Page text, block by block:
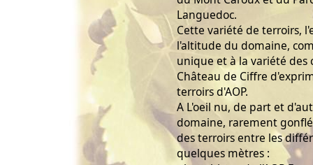
Languedoc.
Cette variété de terroirs,
l'altitude du domaine,
unique et à la variété
Château de Ciffre
terroirs d'AOP.
A L'oeil nu, de part et
domaine, rarement
des terroirs entre les
quelques mètres :